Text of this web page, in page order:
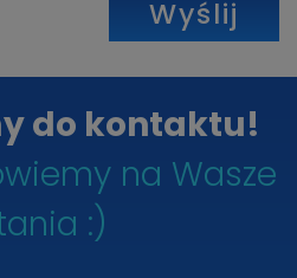
Wyślij
do kontaktu!
na Wasze
:)